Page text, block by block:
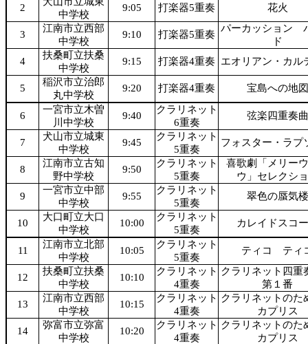
2
中学校
9:05 打楽器5重奏 花火
3
江南市立西部
中学校
9:10 打楽器5重奏
パーカッション
ド
4
扶桑町立扶桑
中学校
9:15 打楽器4重奏 エオリアン・カル
5
稲沢市立治郎
丸中学校
9:20 打楽器4重奏 宝島への地図
6
一宮市立木曽
川中学校
9:40
クラリネット
6重奏
弦楽四重奏曲
7
犬山市立城東
中学校
9:45
クラリネット
5重奏
フォスター・ラプ
8
江南市立古知
野中学校
9:50
クラリネット
5重奏
喜歌劇「メリー
ウ」セレクシ
9
一宮市立中部
中学校
9:55
クラリネット
5重奏
翠色の蜃気楼
10
大口町立大口
中学校
10:00
クラリネット
5重奏
カレイドスコ
11
江南市立北部
中学校
10:05
クラリネット
5重奏
ティコ ティ
12
扶桑町立扶桑
中学校
10:10
クラリネット
4重奏
クラリネット四
第１番
13
江南市立西部
中学校
10:15
クラリネット
4重奏
クラリネットの
カプリス
14
弥富市立弥富
中学校
10:20
クラリネット
4重奏
クラリネットの
カプリス